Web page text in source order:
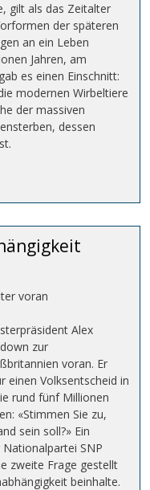
gilt als das Zeitalter
der späteren
an ein Leben
Jahren, am
es einen Einschnitt:
modernen Wirbeltiere
der massiven
dessen
voran
Alex
zur
voran. Er
einen Volksentscheid in
rund fünf Millionen
«Stimmen Sie zu,
sein soll?» Ein
SNP
zweite Frage gestellt
beinhalte.